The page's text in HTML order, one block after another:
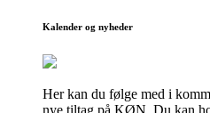
Kalender og nyheder
Her kan du følge med i